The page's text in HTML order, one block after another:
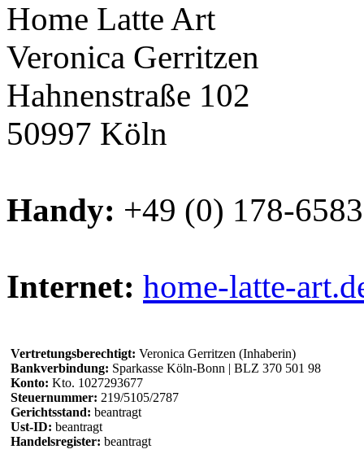
Home Latte Art
Veronica Gerritzen
Hahnenstraße 102
50997 Köln
Handy: +49 (0) 178-
Internet: home-latte-
Vertretungsberechtigt: Veronica Gerritzen (Inhaberin)
Bankverbindung: Sparkasse Köln-Bonn | BLZ 370 501 98
Konto: Kto. 1027293677
Steuernummer: 219/5105/2787
Gerichtsstand: beantragt
Ust-ID: beantragt
Handelsregister: beantragt